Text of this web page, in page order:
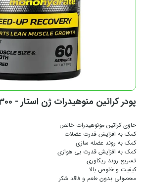
پودر کراتین منوهیدرات ژن استار - 300 گرم
حاوی کراتین مونوهیدرات خالص
کمک به افزایش قدرت عضلات
کمک به روند عضله‌ سازی
کمک به افزایش قدرت بی‌ هوازی
تسریع روند ریکاوری
کیفیت و خلوص بالا
محصولی بدون طعم و فاقد شکر